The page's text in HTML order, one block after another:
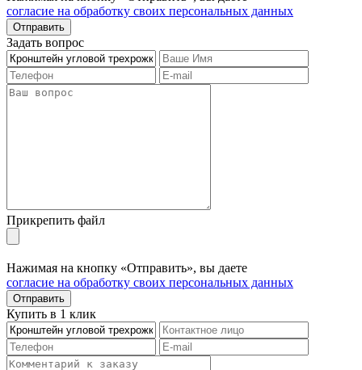
согласие на обработку своих персональных данных
Отправить
Задать вопрос
Прикрепить файл
Нажимая на кнопку «Отправить», вы даете
согласие на обработку своих персональных данных
Отправить
Купить в 1 клик